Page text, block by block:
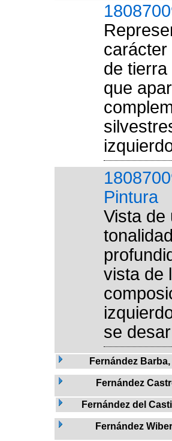
carácter
de
que
Pintura
Vista de
vista de
se
Fernández
Fernández
Fernández del
Fernández